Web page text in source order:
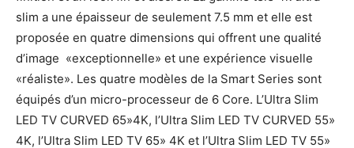
slim a une épaisseur de seulement 7.5 mm et elle est
proposée en quatre dimensions qui offrent une qualité
d’image «exceptionnelle» et une expérience visuelle
«réaliste». Les quatre modèles de la Smart Series sont
équipés d’un micro-processeur de 6 Core. L’Ultra Slim
LED TV CURVED 65»4K, l’Ultra Slim LED TV CURVED 55»
4K, l’Ultra Slim LED TV 65» 4K et l’Ultra Slim LED TV 55»